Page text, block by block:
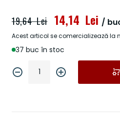
37 buc în stoc
14,14 Lei
19,64 Lei /
Acest articol se comercializează la
imagini